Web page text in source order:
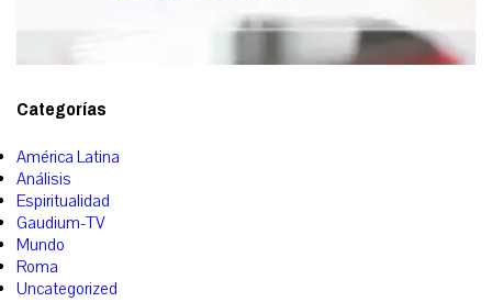
Categorías
América Latina
Análisis
Espiritualidad
Gaudium-TV
Mundo
Roma
Uncategorized